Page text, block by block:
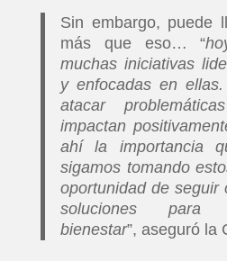
INICIO
Sin embargo, puede
más que eso… “
muchas iniciativas
y enfocadas en
atacar
impactan
ahí la importancia
sigamos tomando
oportunidad de seguir
soluciones para
bienestar”, aseguró la